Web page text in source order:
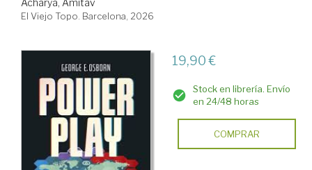
Acharya, Amitav
El Viejo Topo. Barcelona, 2026
19,90 €
Stock en librería. Envío
en 24/48 horas
COMPRAR